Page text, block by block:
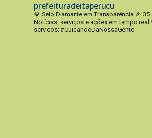
prefeituradeitaperucu
💎 Selo Diamante em Transparência 🎉 35
Notícias, serviços e ações em tempo real
serviços: #CuidandoDaNossaGente